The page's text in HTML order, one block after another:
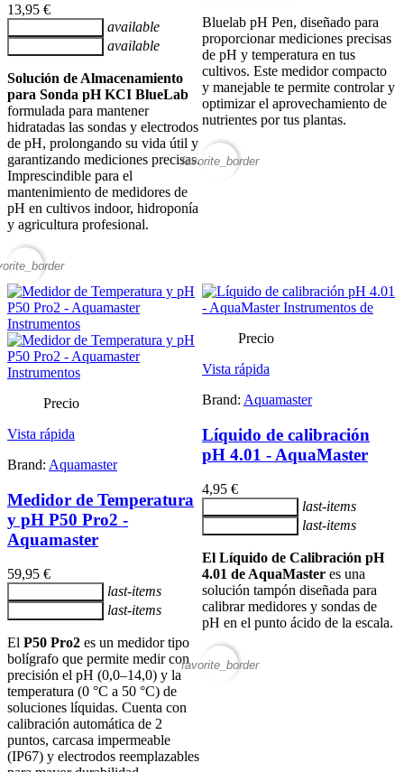
13,95 €
available
available
Solución de Almacenamiento
para Sonda pH KCI BlueLab
formulada para mantener
hidratadas las sondas y electrodos
de pH, prolongando su vida útil y
garantizando mediciones precisas.
Imprescindible para el
mantenimiento de medidores de
pH en cultivos indoor, hidroponía
y agricultura profesional.
Bluelab pH Pen, diseñado para
proporcionar mediciones precisas
de pH y temperatura en tus
cultivos. Este medidor compacto
y manejable te permite controlar y
optimizar el aprovechamiento de
nutrientes por tus plantas.
favorite_border
Precio
Vista rápida
Brand: Aquamaster
Medidor de Temperatura
y pH P50 Pro2 -
Aquamaster
59,95 €
last-items
last-items
El P50 Pro2 es un medidor tipo
bolígrafo que permite medir con
precisión el pH (0,0–14,0) y la
temperatura (0 °C a 50 °C) de
soluciones líquidas. Cuenta con
calibración automática de 2
puntos, carcasa impermeable
(IP67) y electrodos reemplazables
Precio
Vista rápida
Brand: Aquamaster
Líquido de calibración
pH 4.01 - AquaMaster
4,95 €
last-items
last-items
El Líquido de Calibración pH
4.01 de AquaMaster es una
solución tampón diseñada para
calibrar medidores y sondas de
pH en el punto ácido de la escala.
favorite_border